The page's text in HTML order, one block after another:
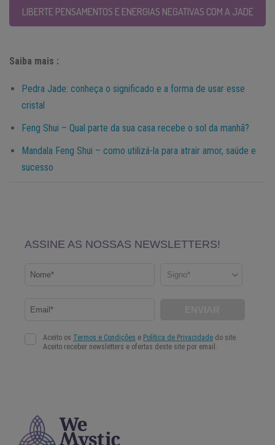
LIBERTE PENSAMENTOS E ENERGIAS NEGATIVAS COM A JADE
Saiba mais :
Pedra Jade: conheça o significado e a forma de usar esse
cristal
Feng Shui – Qual parte da sua casa recebe o sol da manhã?
Mandala Feng Shui – como utilizá-la para atrair amor, saúde e
sucesso